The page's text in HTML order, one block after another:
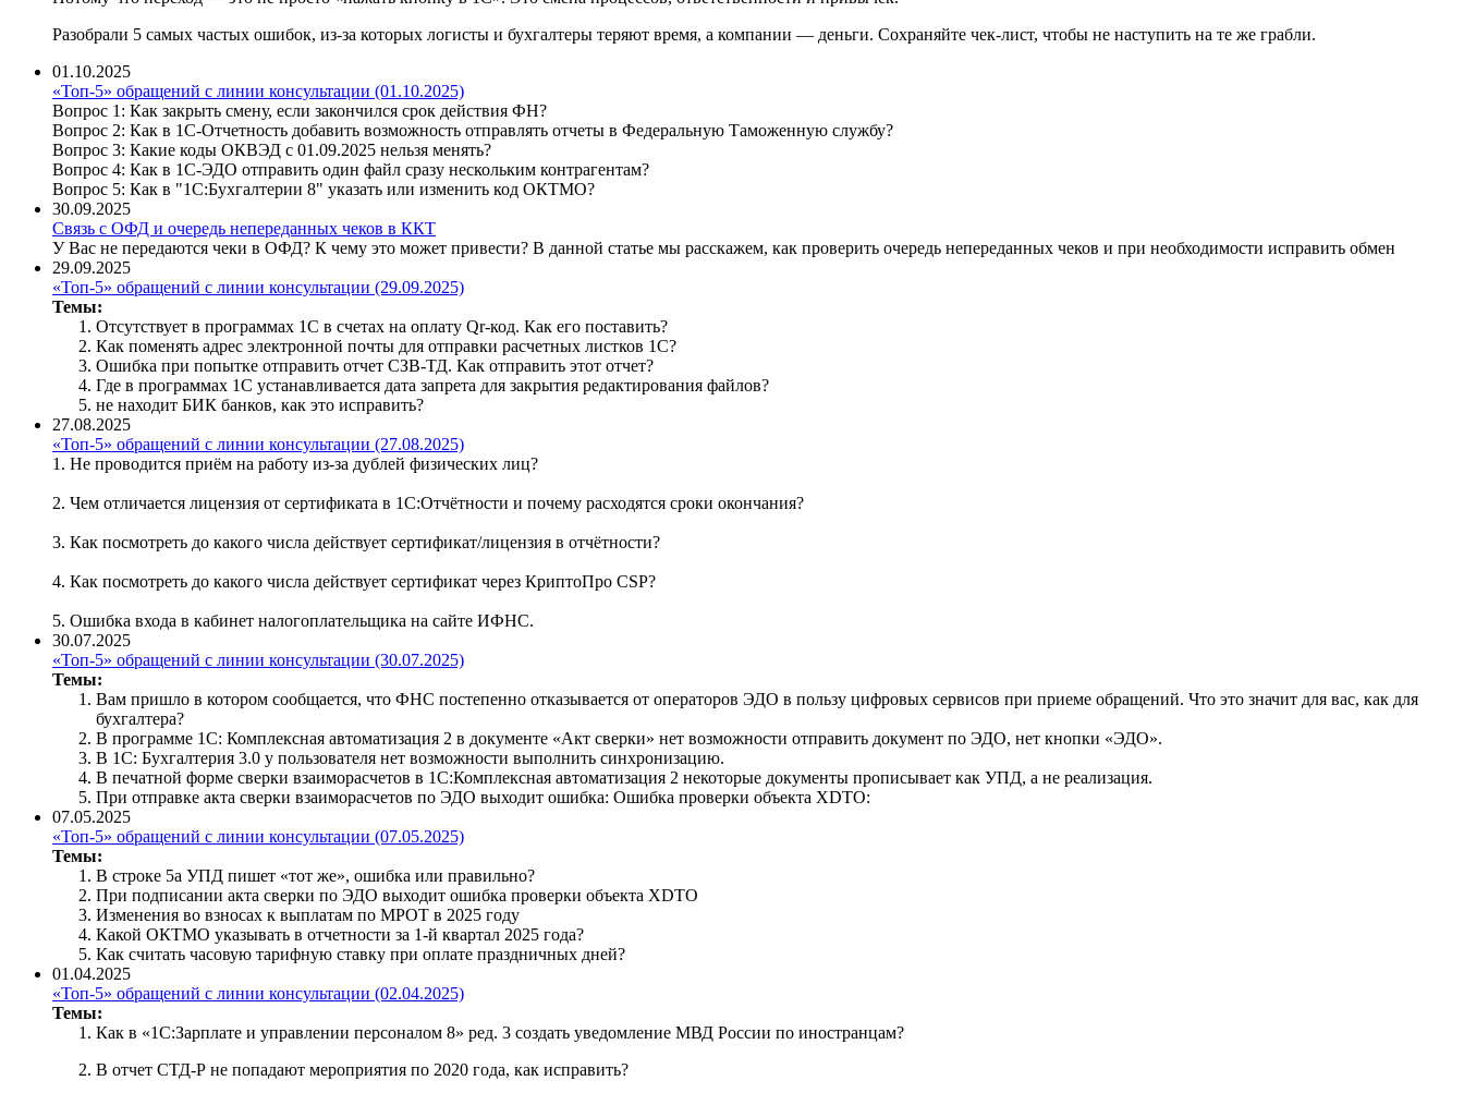
Разобрали 5 самых частых ошибок, из-за которых логисты и бухгалтеры теряют время, а компании — деньги. Сохраняйте чек-лист, чтобы не наступить на те же грабли.
01.10.2025
«Топ-5» обращений с линии консультации (01.10.2025)
Вопрос 1: Как закрыть смену, если закончился срок действия ФН?
Вопрос 2: Как в 1С-Отчетность добавить возможность отправлять отчеты в Федеральную Таможенную службу?
Вопрос 3: Какие коды ОКВЭД с 01.09.2025 нельзя менять?
Вопрос 4: Как в 1С-ЭДО отправить один файл сразу нескольким контрагентам?
Вопрос 5: Как в "1С:Бухгалтерии 8" указать или изменить код ОКТМО?
30.09.2025
Связь с ОФД и очередь непереданных чеков в ККТ
У Вас не передаются чеки в ОФД? К чему это может привести? В данной статье мы расскажем, как проверить очередь непереданных чеков и при необходимости исправить обмен
29.09.2025
«Топ-5» обращений с линии консультации (29.09.2025)
Темы:
Отсутствует в программах 1С в счетах на оплату Qr-код. Как его поставить?
Как поменять адрес электронной почты для отправки расчетных листков 1C?
Ошибка при попытке отправить отчет СЗВ-ТД. Как отправить этот отчет?
Где в программах 1С устанавливается дата запрета для закрытия редактирования файлов?
не находит БИК банков, как это исправить?
27.08.2025
«Топ-5» обращений с линии консультации (27.08.2025)
1. Не проводится приём на работу из-за дублей физических лиц?
2. Чем отличается лицензия от сертификата в 1С:Отчётности и почему расходятся сроки окончания?
3. Как посмотреть до какого числа действует сертификат/лицензия в отчётности?
4. Как посмотреть до какого числа действует сертификат через КриптоПро CSP?
5. Ошибка входа в кабинет налогоплательщика на сайте ИФНС.
30.07.2025
«Топ-5» обращений с линии консультации (30.07.2025)
Темы:
Вам пришло в котором сообщается, что ФНС постепенно отказывается от операторов ЭДО в пользу цифровых сервисов при приеме обращений. Что это значит для вас, как для
бухгалтера?
В программе 1С: Комплексная автоматизация 2 в документе «Акт сверки» нет возможности отправить документ по ЭДО, нет кнопки «ЭДО».
В 1С: Бухгалтерия 3.0 у пользователя нет возможности выполнить синхронизацию.
В печатной форме сверки взаиморасчетов в 1С:Комплексная автоматизация 2 некоторые документы прописывает как УПД, а не реализация.
При отправке акта сверки взаиморасчетов по ЭДО выходит ошибка: Ошибка проверки объекта XDTO:
07.05.2025
«Топ-5» обращений с линии консультации (07.05.2025)
Темы:
В строке 5а УПД пишет «тот же», ошибка или правильно?
При подписании акта сверки по ЭДО выходит ошибка проверки объекта XDTO
Изменения во взносах к выплатам по МРОТ в 2025 году
Какой ОКТМО указывать в отчетности за 1-й квартал 2025 года?
Как считать часовую тарифную ставку при оплате праздничных дней?
01.04.2025
«Топ-5» обращений с линии консультации (02.04.2025)
Темы:
Как в «1С:Зарплате и управлении персоналом 8» ред. 3 создать уведомление МВД России по иностранцам?
В отчет СТД-Р не попадают мероприятия по 2020 года, как исправить?